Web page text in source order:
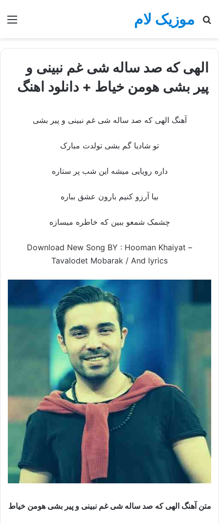
موزیک لام
جستجو
الهی که صد ساله شی غم نبینی و
پیر بشی هومن خیاط + دانلود اهنگ
آهنگ الهی که صد ساله شی غم نبینی و پیر بشی
تو شادیا گم بشی تولدت مبارک
داره رویایی میشه این شب پر ستاره
بیا آرزو کنیم بارون عشق بباره
چشمک شمعو ببین که خاطره میسازه
Download New Song BY : Hooman Khaiyat –
Tavalodet Mobarak / And lyrics
متن آهنگ الهی که صد ساله شی غم نبینی و پیر بشی هومن خیاط